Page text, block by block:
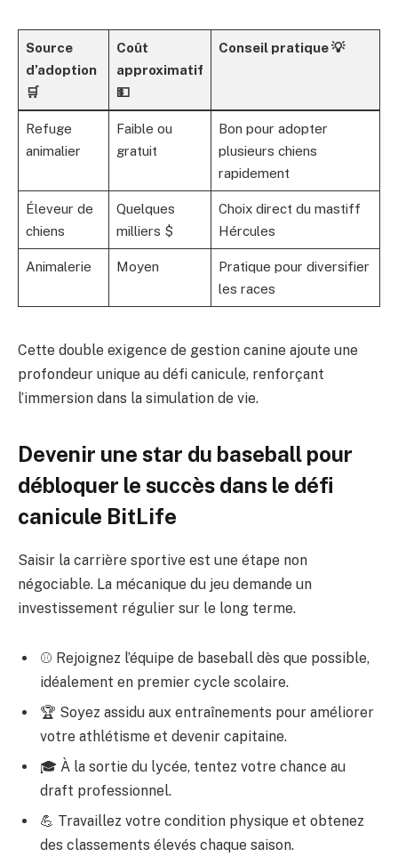
Source
d’adoption
🛒
Coût
approximatif
💵
Conseil pratique 💡
Refuge
animalier
Faible ou
gratuit
Bon pour adopter
plusieurs chiens
rapidement
Éleveur de
chiens
Quelques
milliers $
Choix direct du mastiff
Hércules
Animalerie Moyen
Pratique pour diversifier
les races
Cette double exigence de gestion canine ajoute une
profondeur unique au défi canicule, renforçant
l’immersion dans la simulation de vie.
Devenir une star du baseball pour
débloquer le succès dans le défi
canicule BitLife
Saisir la carrière sportive est une étape non
négociable. La mécanique du jeu demande un
investissement régulier sur le long terme.
⚾ Rejoignez l’équipe de baseball dès que possible,
idéalement en premier cycle scolaire.
🏆 Soyez assidu aux entraînements pour améliorer
votre athlétisme et devenir capitaine.
🎓 À la sortie du lycée, tentez votre chance au
draft professionnel.
💪 Travaillez votre condition physique et obtenez
des classements élevés chaque saison.